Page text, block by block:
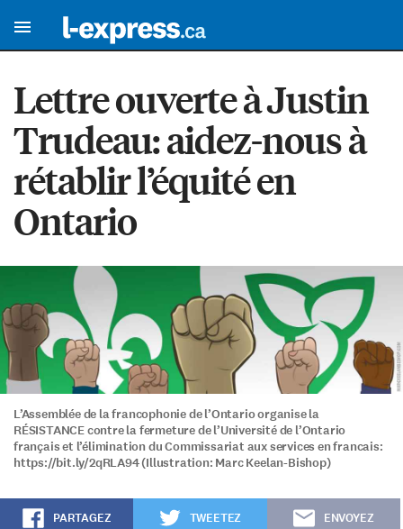
Lettre ouverte à Justin
Trudeau: aidez-nous à
rétablir l’équité en
Ontario
L’Assemblée de la francophonie de l’Ontario organise la
RÉSISTANCE contre la fermeture de l’Université de l’Ontario
français et l’élimination du Commissariat aux services en francais:
https://bit.ly/2qRLA94 (Illustration: Marc Keelan-Bishop)
PARTAGEZ TWEETEZ ENVOYEZ